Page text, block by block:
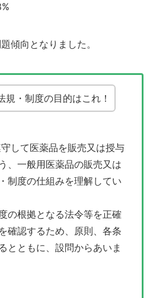
傾向となりました。
規・制度の目的はこれ！
して医薬品を販売又は授与
、一般用医薬品の販売又は
制度の仕組みを理解してい
の根拠となる法令等を正確
確認するため、原則、各条
とともに、設問からあいま